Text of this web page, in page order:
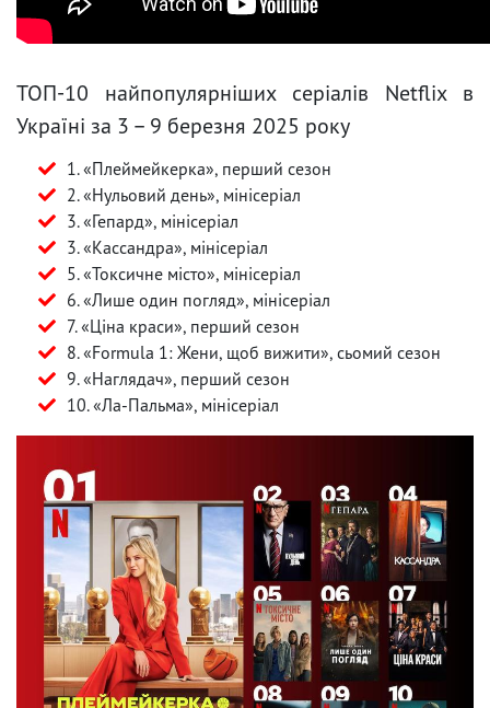
ТОП-10 найпопулярніших серіалів Netflix в
Україні за 3 – 9 березня 2025 року
1. «Плеймейкерка», перший сезон
2. «Нульовий день», мінісеріал
3. «Гепард», мінісеріал
3. «Кассандра», мінісеріал
5. «Токсичне місто», мінісеріал
6. «Лише один погляд», мінісеріал
7. «Ціна краси», перший сезон
8. «Formula 1: Жени, щоб вижити», сьомий сезон
9. «Наглядач», перший сезон
10. «Ла-Пальма», мінісеріал